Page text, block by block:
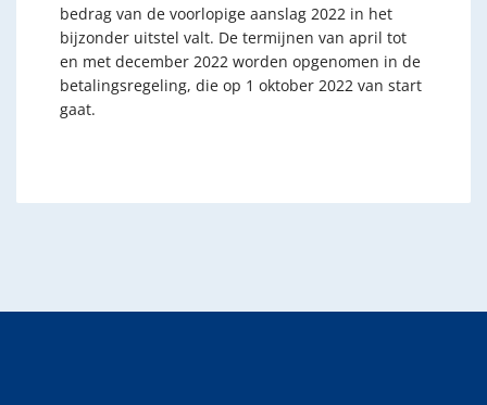
bedrag van de voorlopige aanslag 2022 in het
bijzonder uitstel valt. De termijnen van april tot
en met december 2022 worden opgenomen in de
betalingsregeling, die op 1 oktober 2022 van start
gaat.